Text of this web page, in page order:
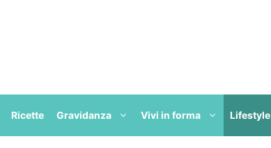
Ricette Gravidanza Vivi in forma Lifestyle